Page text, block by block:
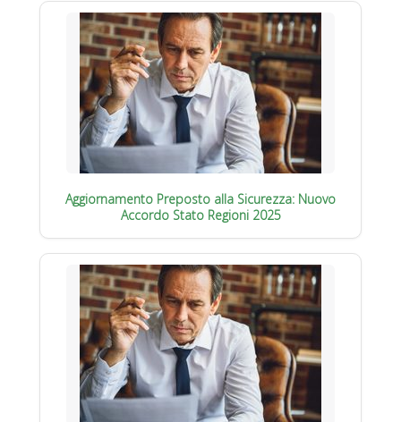
Aggiornamento Preposto alla Sicurezza: Nuovo
Accordo Stato Regioni 2025